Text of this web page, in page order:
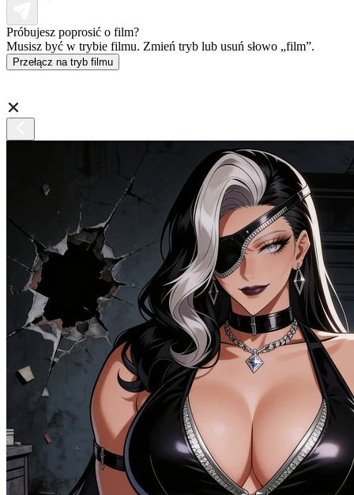
Próbujesz poprosić o film?
Musisz być w trybie filmu. Zmień tryb lub usuń słowo „film”.
Przełącz na tryb filmu